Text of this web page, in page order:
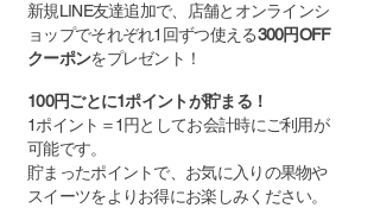
新規LINE友達追加で、店舗とオンラインシ
ョップでそれぞれ1回ずつ使える300円OFF
クーポンをプレゼント！
100円ごとに1ポイントが貯まる！
1ポイント＝1円としてお会計時にご利用が
可能です。
貯まったポイントで、お気に入りの果物や
スイーツをよりお得にお楽しみください。